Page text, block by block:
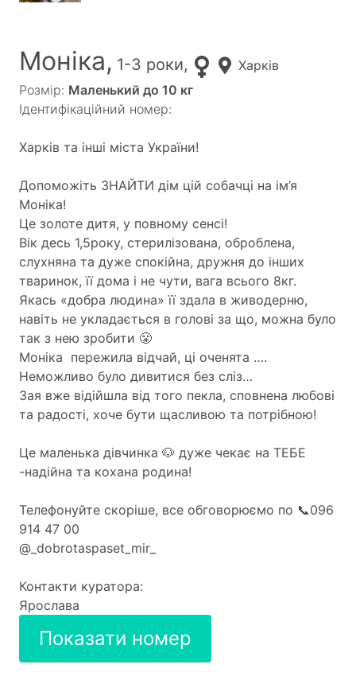
Моніка, 1-3 роки,
Харків
Розмір: Маленький до 10 кг
Ідентифікаційний номер:
Харків та інші міста України!
Допоможіть ЗНАЙТИ дім цій собачці на ім’я
Моніка!
Це золоте дитя, у повному сенсі!
Вік десь 1,5року, стерилізована, оброблена,
слухняна та дуже спокійна, дружня до інших
тваринок, її дома і не чути, вага всього 8кг.
Якась «добра людина» її здала в живодерню,
навіть не укладається в голові за що, можна було
так з нею зробити 😤
Моніка пережила відчай, ці оченята ….
Неможливо було дивитися без сліз…
Зая вже відійшла від того пекла, сповнена любові
та радості, хоче бути щасливою та потрібною!
Це маленька дівчинка 🐶 дуже чекає на ТЕБЕ
-надійна та кохана родина!
Телефонуйте скоріше, все обговорюємо по 📞096
914 47 00
@_dobrotaspaset_mir_
Контакти куратора:
Ярослава
Показати номер